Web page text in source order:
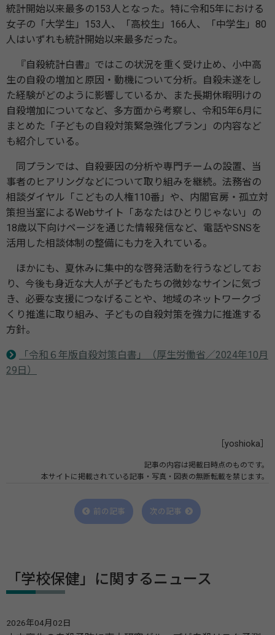
統計開始以来最多の153人となった。特に令和5年における
女子の「大学生」153人、「高校生」166人、「中学生」80
人はいずれも統計開始以来最多だった。
『自殺統計白書』ではこの状況を重く受け止め、小中高
生の自殺の増加と原因・動機について分析。自殺未遂をし
た経験がどのように影響しているか、また長期休暇明けの
自殺増加についてなど、多方面から考察し、令和5年6月に
まとめた「子どもの自殺対策緊急強化プラン」の内容など
も紹介している。
同プランでは、自殺要因の分析や専門チームの設置、当
事者のヒアリングなどについて取り組みを継続。法務省の
相談ダイヤル「こどもの人権110番」や、内閣官房・孤立対
策担当室によるWebサイト「あなたはひとりじゃない」の
18歳以下向けページを通じた情報発信など、電話やSNSを
活用した相談体制の整備にも力を入れている。
ほかにも、夏休みに集中的な啓発活動を行うなどしてお
り、今後も身近な大人が子どもたちの微妙なサインに気づ
き、必要な支援につなげることや、地域のネットワークづ
くり推進に取り組み、子どもの自殺対策を強力に推進する
方針。
「令和６年版自殺対策白書」（厚生労働省／2024年10月
29日）
［yoshioka］
記事の内容は掲載日時点のものです。
本サイトに掲載されている記事・写真・図表の無断転載を禁じます。
前の記事 次の記事
「学校保健」に関するニュース
2026年04月02日